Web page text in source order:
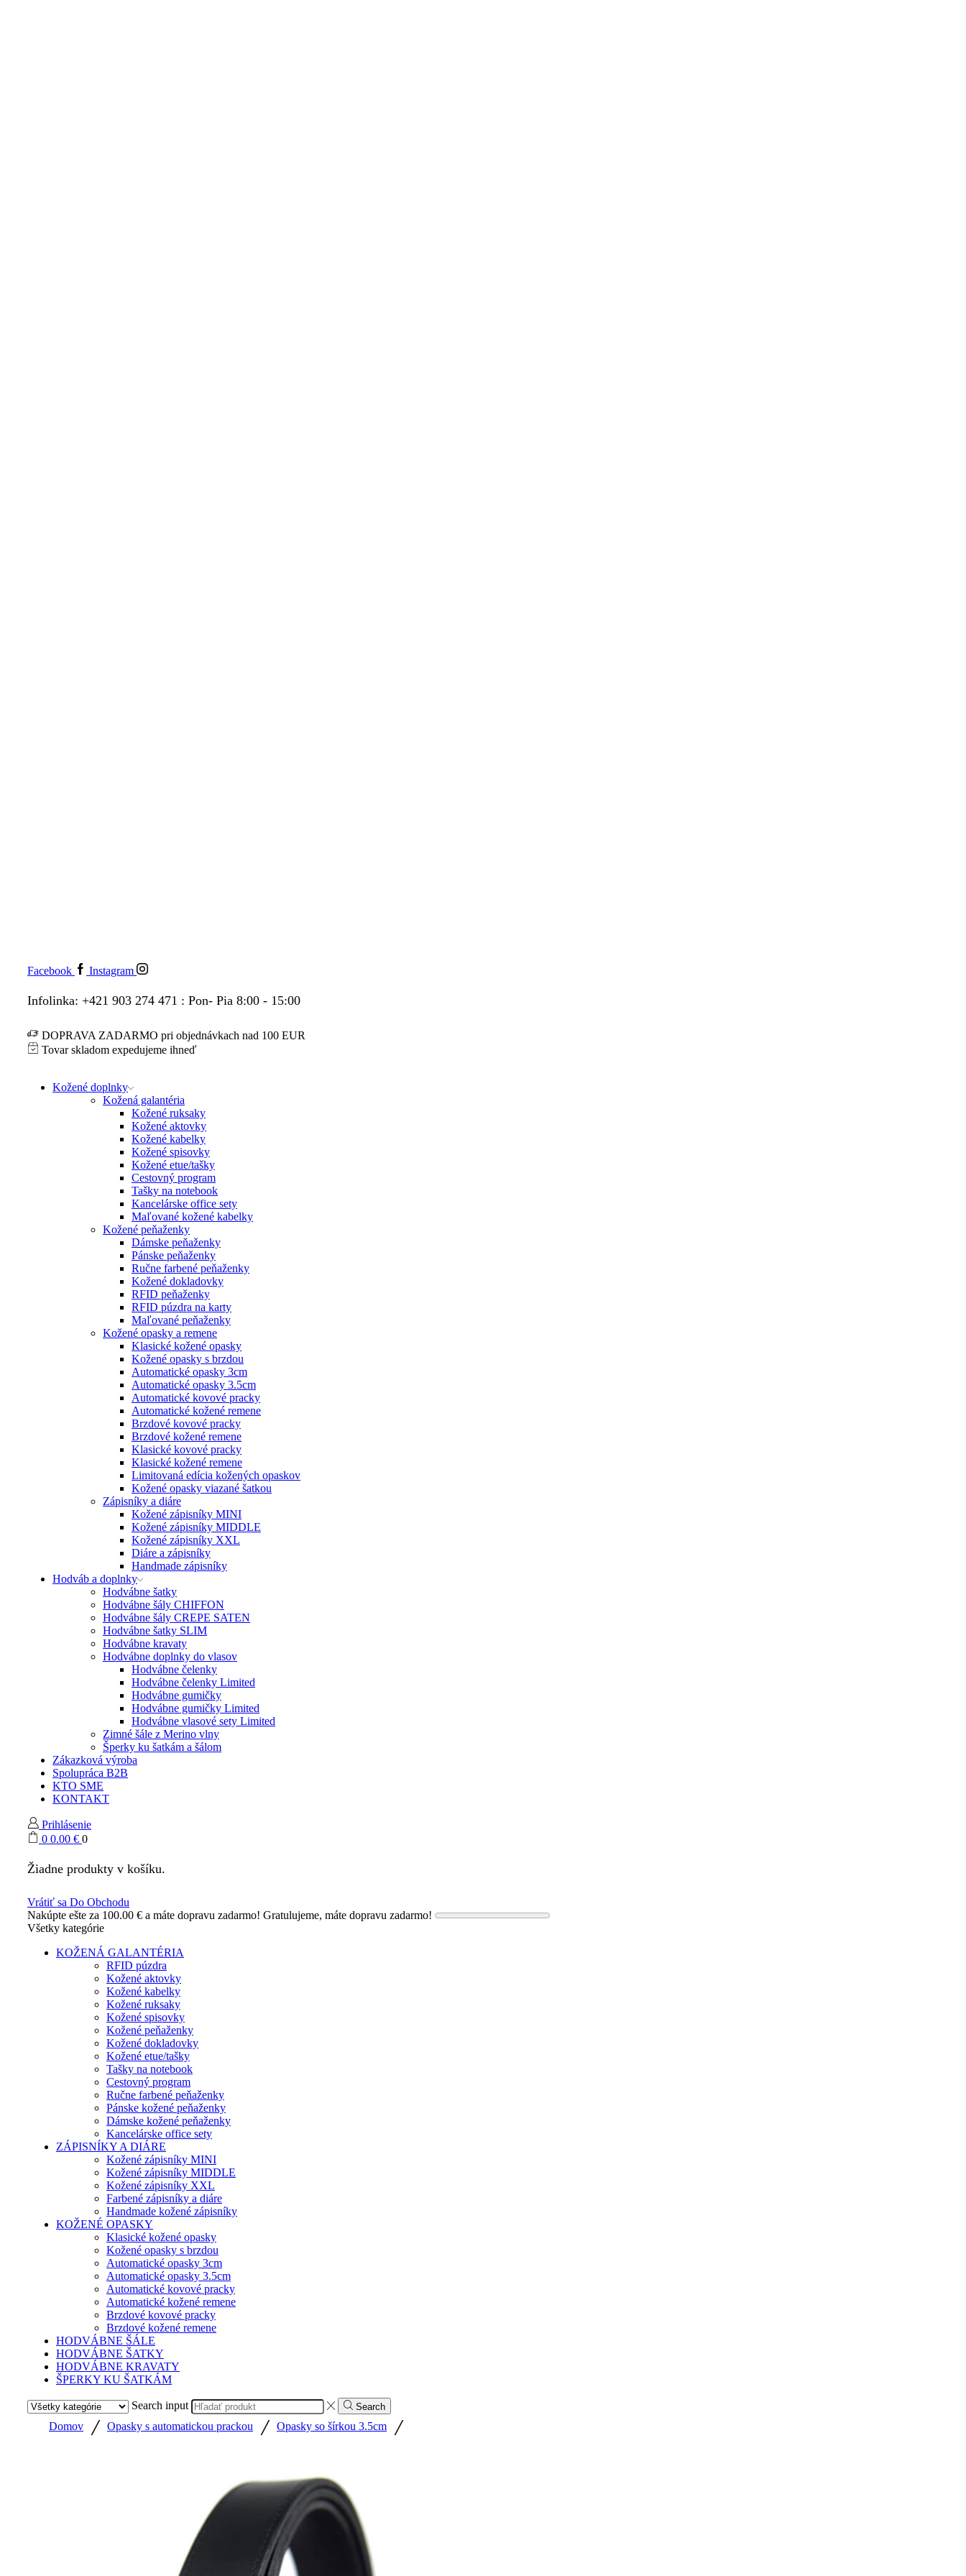
Facebook Instagram
Infolinka: +421 903 274 471 : Pon- Pia 8:00 - 15:00
DOPRAVA ZADARMO pri objednávkach nad 100 EUR
Tovar skladom expedujeme ihneď
Kožené doplnky
Kožená galantéria
Kožené ruksaky
Kožené aktovky
Kožené kabelky
Kožené spisovky
Kožené etue/tašky
Cestovný program
Tašky na notebook
Kancelárske office sety
Maľované kožené kabelky
Kožené peňaženky
Dámske peňaženky
Pánske peňaženky
Ručne farbené peňaženky
Kožené dokladovky
RFID peňaženky
RFID púzdra na karty
Maľované peňaženky
Kožené opasky a remene
Klasické kožené opasky
Kožené opasky s brzdou
Automatické opasky 3cm
Automatické opasky 3.5cm
Automatické kovové pracky
Automatické kožené remene
Brzdové kovové pracky
Brzdové kožené remene
Klasické kovové pracky
Klasické kožené remene
Limitovaná edícia kožených opaskov
Kožené opasky viazané šatkou
Zápisníky a diáre
Kožené zápisníky MINI
Kožené zápisníky MIDDLE
Kožené zápisníky XXL
Diáre a zápisníky
Handmade zápisníky
Hodváb a doplnky
Hodvábne šatky
Hodvábne šály CHIFFON
Hodvábne šály CREPE SATEN
Hodvábne šatky SLIM
Hodvábne kravaty
Hodvábne doplnky do vlasov
Hodvábne čelenky
Hodvábne čelenky Limited
Hodvábne gumičky
Hodvábne gumičky Limited
Hodvábne vlasové sety Limited
Zimné šále z Merino vlny
Šperky ku šatkám a šálom
Zákazková výroba
Spolupráca B2B
KTO SME
KONTAKT
Prihlásenie
0 0.00 € 0
Žiadne produkty v košíku.
Vrátiť sa Do Obchodu
Nakúpte ešte za 100.00 € a máte dopravu zadarmo! Gratulujeme, máte dopravu zadarmo!
Všetky kategórie
KOŽENÁ GALANTÉRIA
RFID púzdra
Kožené aktovky
Kožené kabelky
Kožené ruksaky
Kožené spisovky
Kožené peňaženky
Kožené dokladovky
Kožené etue/tašky
Tašky na notebook
Cestovný program
Ručne farbené peňaženky
Pánske kožené peňaženky
Dámske kožené peňaženky
Kancelárske office sety
ZÁPISNÍKY A DIÁRE
Kožené zápisníky MINI
Kožené zápisníky MIDDLE
Kožené zápisníky XXL
Farbené zápisníky a diáre
Handmade kožené zápisníky
KOŽENÉ OPASKY
Klasické kožené opasky
Kožené opasky s brzdou
Automatické opasky 3cm
Automatické opasky 3.5cm
Automatické kovové pracky
Automatické kožené remene
Brzdové kovové pracky
Brzdové kožené remene
HODVÁBNE ŠÁLE
HODVÁBNE ŠATKY
HODVÁBNE KRAVATY
ŠPERKY KU ŠATKÁM
Search input Search
Domov / Opasky s automatickou prackou / Opasky so šírkou 3.5cm /